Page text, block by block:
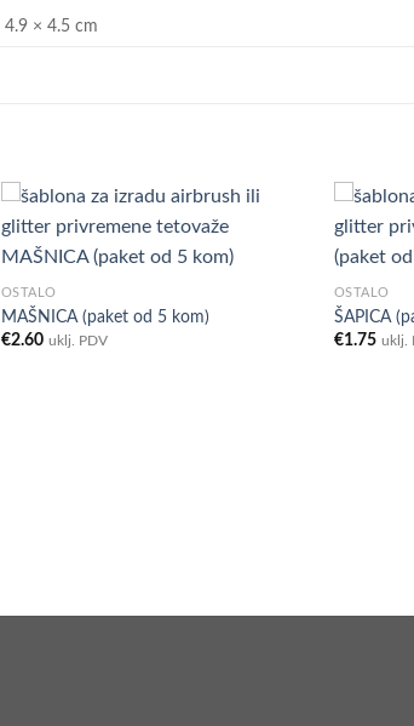
4.9 × 4.5 cm
OSTALO
MAŠNICA (paket od 5 kom)
€2.60 uklj. PDV
OSTALO
ŠAPICA
€1.75 uklj.